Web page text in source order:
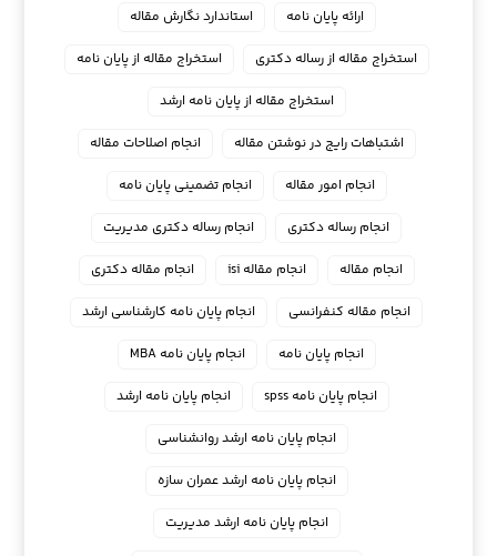
ارائه پایان نامه
استاندارد نگارش مقاله
استخراج مقاله از رساله دکتری
استخراج مقاله از پایان نامه
استخراج مقاله از پایان نامه ارشد
اشتباهات رایج در نوشتن مقاله
انجام اصلاحات مقاله
انجام امور مقاله
انجام تضمینی پایان نامه
انجام رساله دکتری
انجام رساله دکتری مدیریت
انجام مقاله
انجام مقاله isi
انجام مقاله دکتری
انجام مقاله کنفرانسی
انجام پايان نامه كارشناسي ارشد
انجام پایان نامه
انجام پایان نامه MBA
انجام پایان نامه spss
انجام پایان نامه ارشد
انجام پایان نامه ارشد روانشناسی
انجام پایان نامه ارشد عمران سازه
انجام پایان نامه ارشد مدیریت